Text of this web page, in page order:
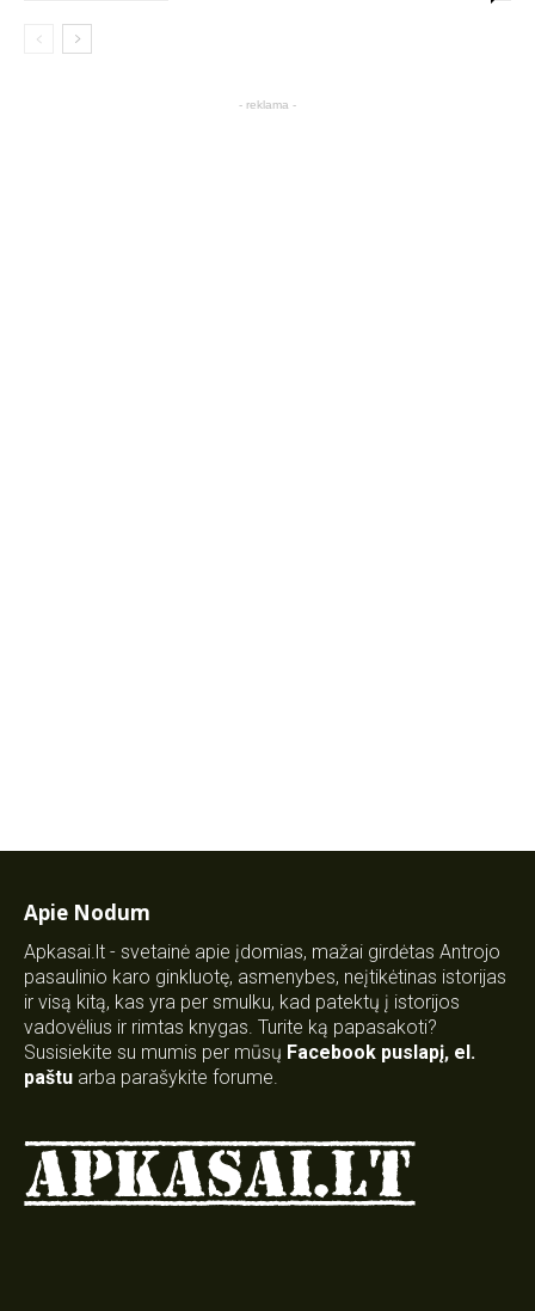
- reklama -
Apie Nodum
Apkasai.lt - svetainė apie įdomias, mažai girdėtas Antrojo
pasaulinio karo ginkluotę, asmenybes, neįtikėtinas istorijas
ir visą kitą, kas yra per smulku, kad patektų į istorijos
vadovėlius ir rimtas knygas. Turite ką papasakoti?
Susisiekite su mumis per mūsų Facebook puslapį, el.
paštu arba parašykite forume.